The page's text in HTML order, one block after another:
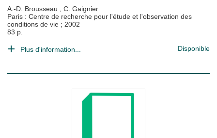
A.-D. Brousseau ; C. Gaignier
Paris : Centre de recherche pour l'étude et l'observation des
conditions de vie ; 2002
83 p.
Plus d'information... Disponible